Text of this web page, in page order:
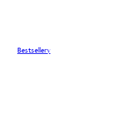
Bestsellery